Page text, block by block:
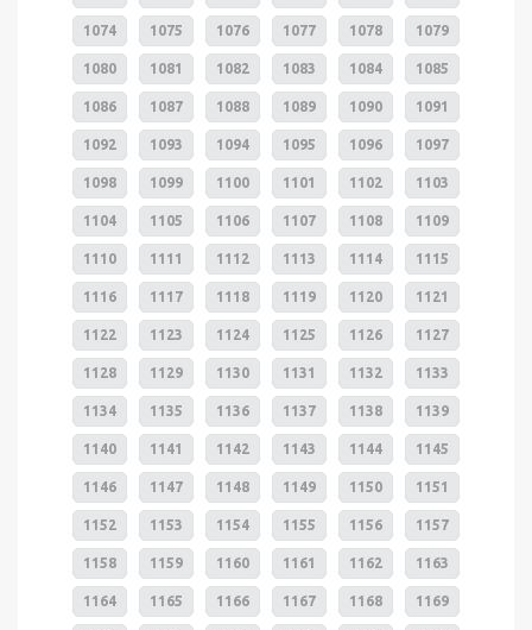
1074 1075 1076 1077 1078 1079
1080 1081 1082 1083 1084 1085
1086 1087 1088 1089 1090 1091
1092 1093 1094 1095 1096 1097
1098 1099 1100 1101 1102 1103
1104 1105 1106 1107 1108 1109
1110 1111 1112 1113 1114 1115
1116 1117 1118 1119 1120 1121
1122 1123 1124 1125 1126 1127
1128 1129 1130 1131 1132 1133
1134 1135 1136 1137 1138 1139
1140 1141 1142 1143 1144 1145
1146 1147 1148 1149 1150 1151
1152 1153 1154 1155 1156 1157
1158 1159 1160 1161 1162 1163
1164 1165 1166 1167 1168 1169